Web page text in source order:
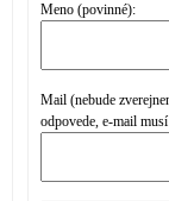
Meno (povinné):
Mail (nebude
odpovede, e-mail